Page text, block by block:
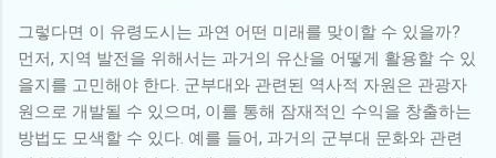
그렇다면 이 유령도시는 과연 어떤 미래를 맞이할 수 있을까?
먼저, 지역 발전을 위해서는 과거의 유산을 어떻게 활용할 수 있
을지를 고민해야 한다. 군부대와 관련된 역사적 자원은 관광자
원으로 개발될 수 있으며, 이를 통해 잠재적인 수익을 창출하는
방법도 모색할 수 있다. 예를 들어, 과거의 군부대 문화와 관련